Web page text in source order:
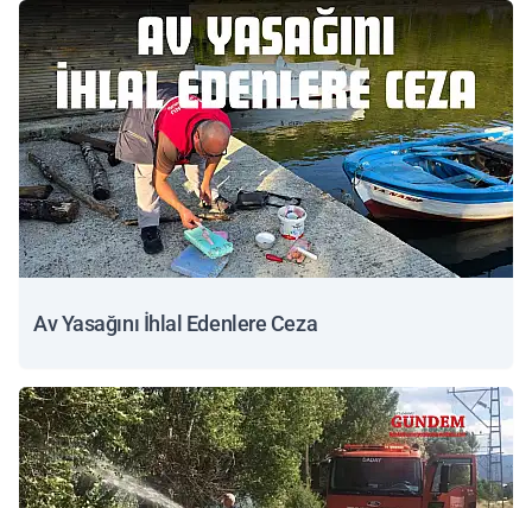
Av Yasağını İhlal Edenlere Ceza